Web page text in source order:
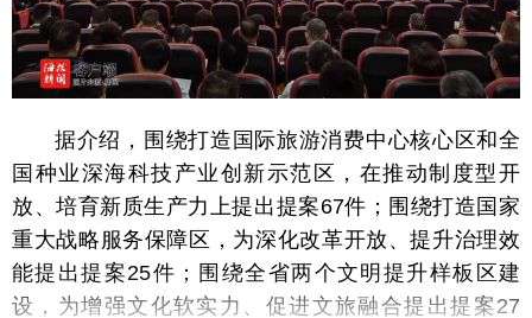
据介绍，围绕打造国际旅游消费中心核心区和全
国种业深海科技产业创新示范区，在推动制度型开
放、培育新质生产力上提出提案67件；围绕打造国家
重大战略服务保障区，为深化改革开放、提升治理效
能提出提案25件；围绕全省两个文明提升样板区建
设，为增强文化软实力、促进文旅融合提出提案27